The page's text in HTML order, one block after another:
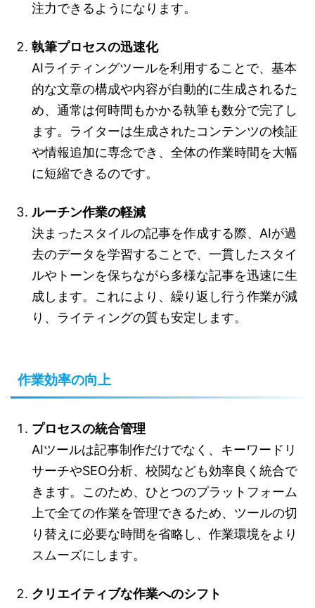
注力できるようになります。
執筆プロセスの迅速化
AIライティングツールを利用することで、基本
的な文章の構成や内容が自動的に生成されるた
め、通常は何時間もかかる執筆も数分で完了し
ます。ライターは生成されたコンテンツの検証
や情報追加に専念でき、全体の作業時間を大幅
に短縮できるのです。
ルーチン作業の軽減
決まったスタイルの記事を作成する際、AIが過
去のデータを学習することで、一貫したスタイ
ルやトーンを保ちながら多様な記事を迅速に生
成します。これにより、繰り返し行う作業が減
り、ライティングの質も安定します。
作業効率の向上
プロセスの統合管理
AIツールは記事制作だけでなく、キーワードリ
サーチやSEO分析、校閲なども効率良く統合で
きます。このため、ひとつのプラットフォーム
上で全ての作業を管理できるため、ツールの切
り替えに必要な時間を省略し、作業環境をより
スムーズにします。
クリエイティブな作業へのシフト